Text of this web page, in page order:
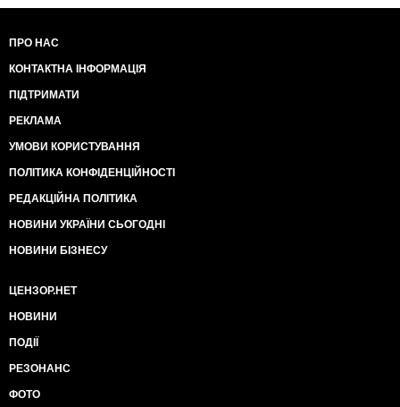
ПРО НАС
КОНТАКТНА ІНФОРМАЦІЯ
ПІДТРИМАТИ
РЕКЛАМА
УМОВИ КОРИСТУВАННЯ
ПОЛІТИКА КОНФІДЕНЦІЙНОСТІ
РЕДАКЦІЙНА ПОЛІТИКА
НОВИНИ УКРАЇНИ СЬОГОДНІ
НОВИНИ БІЗНЕСУ
ЦЕНЗОР.НЕТ
НОВИНИ
ПОДІЇ
РЕЗОНАНС
ФОТО